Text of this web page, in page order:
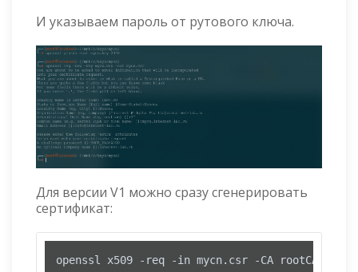
И указываем пароль от рутового ключа.
Для версии V1 можно сразу сгенерировать
сертификат:
openssl x509 -req -in mycn.csr -CA rootCA.pem